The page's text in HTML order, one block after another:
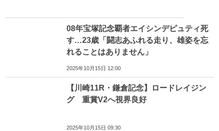
08年宝塚記念覇者エイシンデピュティ死
す…23歳「闘志あふれる走り、雄姿を忘
れることはありません」
2025年10月15日 12:00
【川崎11R・鎌倉記念】ロードレイジン
グ 重賞V2へ視界良好
2025年10月15日 09:30